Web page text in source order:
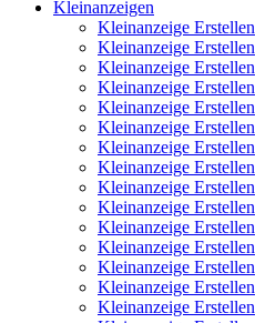
Kleinanzeigen
Kleinanzeige Erstellen
Kleinanzeige Erstellen
Kleinanzeige Erstellen
Kleinanzeige Erstellen
Kleinanzeige Erstellen
Kleinanzeige Erstellen
Kleinanzeige Erstellen
Kleinanzeige Erstellen
Kleinanzeige Erstellen
Kleinanzeige Erstellen
Kleinanzeige Erstellen
Kleinanzeige Erstellen
Kleinanzeige Erstellen
Kleinanzeige Erstellen
Kleinanzeige Erstellen